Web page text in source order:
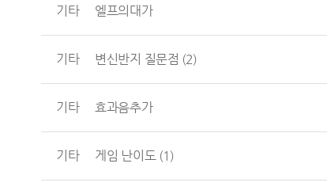
기타 엘프의대가
기타 변신반지 질문점 (2)
기타 효과음추가
기타 게임 난이도 (1)